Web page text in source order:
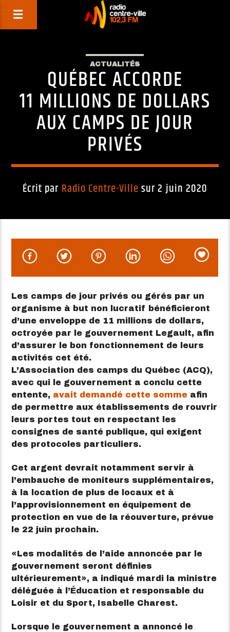
ACTUALITÉS
QUÉBEC ACCORDE
11 MILLIONS DE DOLLARS
AUX CAMPS DE JOUR
PRIVÉS
Écrit par Radio Centre-Villesur 2 juin 2020
Les camps de jour privés ou gérés par un
organisme à but non lucratif bénéficieront
d’une enveloppe de 11 millions de dollars,
octroyée par le gouvernement Legault, afin
d’assurer le bon fonctionnement de leurs
activités cet été.
L’Association des camps du Québec (ACQ),
avec qui le gouvernement a conclu cette
entente, avait demandé cette somme afin
de permettre aux établissements de rouvrir
leurs portes tout en respectant les
consignes de santé publique, qui exigent
des protocoles particuliers.
Cet argent devrait notamment servir à
l’embauche de moniteurs supplémentaires,
à la location de plus de locaux et à
l’approvisionnement en équipement de
protection en vue de la réouverture, prévue
le 22 juin prochain.
Les modalités de l’aide annoncée par le
gouvernement seront définies
ultérieurement
, a indiqué mardi la ministre
déléguée à l’Éducation et responsable du
Loisir et du Sport, Isabelle Charest.
Lorsque le gouvernement a annoncé le